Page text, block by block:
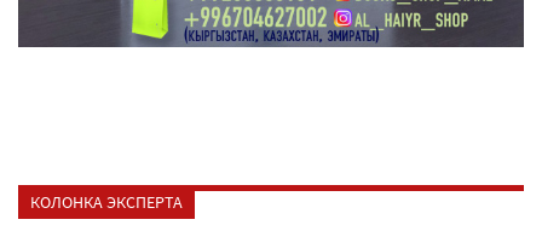
КОЛОНКА ЭКСПЕРТА